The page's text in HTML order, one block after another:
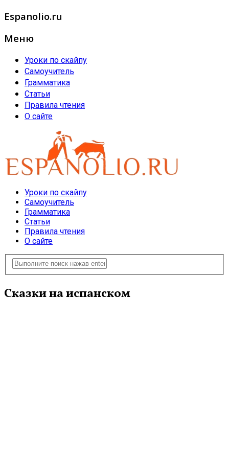
Espanolio.ru
Меню
Уроки по скайпу
Самоучитель
Грамматика
Статьи
Правила чтения
О сайте
Уроки по скайпу
Самоучитель
Грамматика
Статьи
Правила чтения
О сайте
Сказки на испанском